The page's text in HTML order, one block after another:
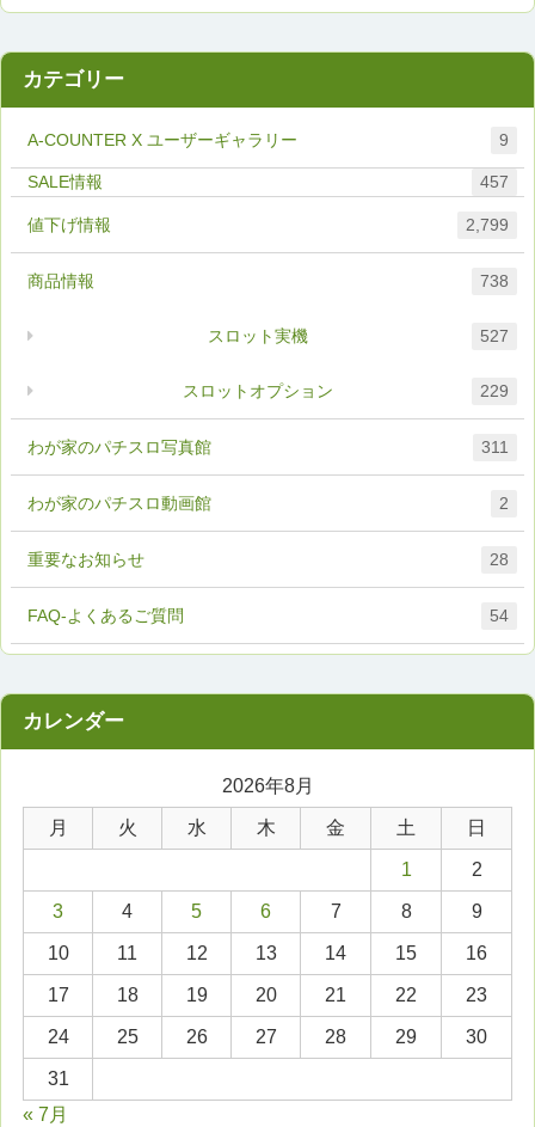
カテゴリー
A-COUNTER X ユーザーギャラリー 9
FAQ-よくあるご質問 54
457
わが家のパチスロ写真館 311
わが家のパチスロ動画館 2
値下げ情報 2,799
商品情報 738
スロットオプション 229
スロット実機 527
重要なお知らせ 28
2026年8月
月 火 水 木 金 土 日
1 2
3 4 5 6 7 8 9
10 11 12 13 14 15 16
17 18 19 20 21 22 23
24 25 26 27 28 29 30
31
« 7月